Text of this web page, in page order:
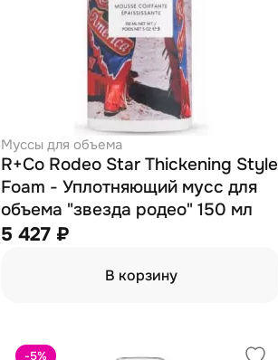
Муссы для объема
R+Co Rodeo Star Thickening Style
Foam - Уплотняющий мусс для
объема "звезда родео" 150 мл
5 427 ₽
В корзину
-5%